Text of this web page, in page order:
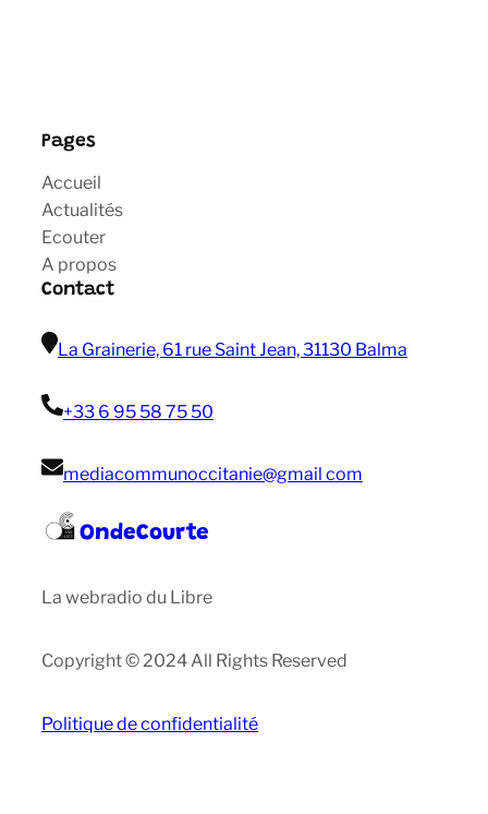
Pages
Accueil
Actualités
Ecouter
A propos
Contact
La Grainerie, 61 rue Saint Jean, 31130 Balma
+33 6 95 58 75 50
mediacommunoccitanie@gmail com
OndeCourte
La webradio du Libre
Copyright © 2024 All Rights Reserved
Politique de confidentialité